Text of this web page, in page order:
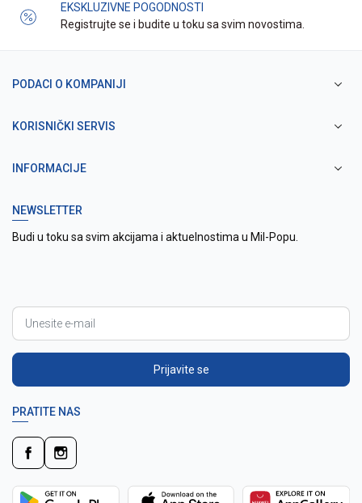
EKSKLUZIVNE POGODNOSTI
Registrujte se i budite u toku sa svim novostima.
PODACI O KOMPANIJI
KORISNIČKI SERVIS
INFORMACIJE
NEWSLETTER
Budi u toku sa svim akcijama i aktuelnostima u Mil-Popu.
Prijavite se
PRATITE NAS